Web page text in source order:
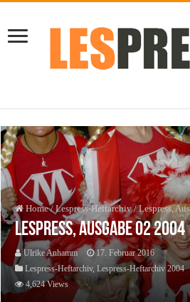
Home / Lespress-Heftarchiv / Lespress,
Lespress, Ausgabe 02 2004
Ulrike Anhamm
17. Februar 2016
Lespress-Heftarchiv,Lespress-Heftarchiv 2004
4,624 Views